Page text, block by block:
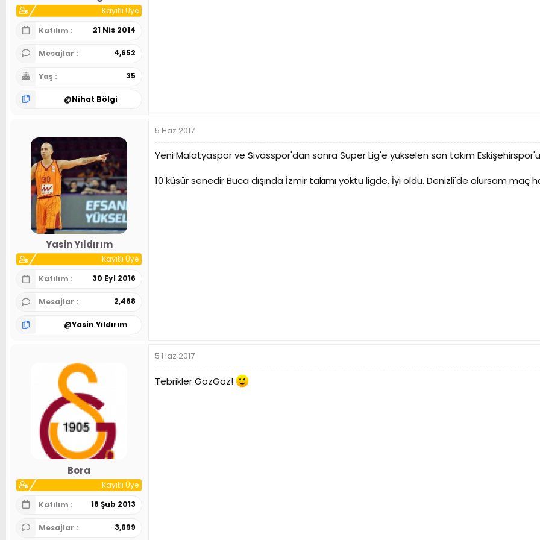
Kayıtlı Üye
Katılım
21 Nis 2014
Mesajlar 4,652
Yaş 35
@Nihat Bölgi
Yasin Yıldırım
Kayıtlı Üye
Katılım
30 Eyl 2016
Mesajlar 2,468
@Yasin Yıldırım
5 Haz 2017
Yeni Malatyaspor ve Sivasspor'dan sonra Süper Lig'e yükselen son takım
10 küsür senedir Buca dışında İzmir takımı yoktu ligde. İyi oldu. Denizli'de olursam maç
Bora
Kayıtlı Üye
Katılım
18 Şub 2013
Mesajlar 3,699
5 Haz 2017
Tebrikler GözGöz!